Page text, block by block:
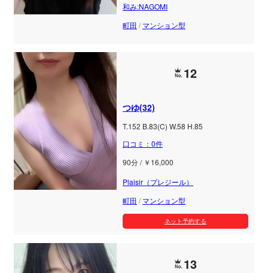
和み:NAGOMI
町田 /マンション型
12
つゆ(32)
T.152 B.83(C) W.58 H.85
口コミ：0件
90分 / ￥16,000
Plaisir（プレジール）
町田 /マンション型
ネット予約する
13